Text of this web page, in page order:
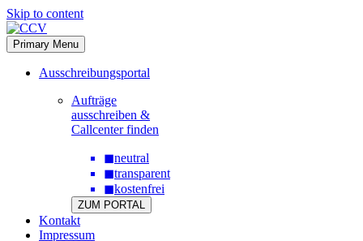
Skip to content
Primary Menu
Ausschreibungsportal
Aufträge
ausschreiben &
Callcenter finden
◼neutral
◼transparent
◼kostenfrei
ZUM PORTAL
Kontakt
Impressum